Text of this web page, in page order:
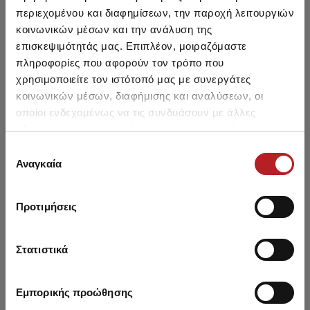
περιεχομένου και διαφημίσεων, την παροχή λειτουργιών
κοινωνικών μέσων και την ανάλυση της
επισκεψιμότητάς μας. Επιπλέον, μοιραζόμαστε
πληροφορίες που αφορούν τον τρόπο που
χρησιμοποιείτε τον ιστότοπό μας με συνεργάτες
κοινωνικών μέσων, διαφήμισης και αναλύσεων, οι
οποίοι ενδεχομένως να τις συνδυάσουν με άλλες
πληροφορίες που τους έχετε παραχωρήσει ή τις οποίες
των υπηρεσιών τους.
συγκατάθεσης
Αναγκαία
Προτιμήσεις
Στατιστικά
Εμπορικής προώθησης
Sporties Βαμβακερή
Κοντομάνικη Ανδρική
Φανέλα με V λαιμόκοψη
2τμχ
38,80 €32,95 €-15%
Sporties Βαμβακερή
Κοντομάνικη Ανδρική
Φανέλα με Κλειστή
Λαιμόκοψη 2τμχ
36,05 €30,60 €-15%